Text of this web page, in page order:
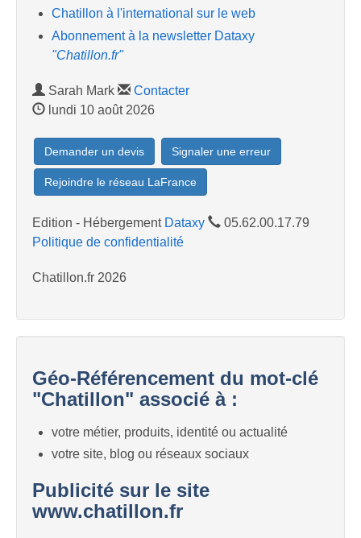
Chatillon à l'international sur le web
Abonnement à la newsletter Dataxy
"Chatillon.fr"
Sarah Mark
Contacter
lundi 10 août 2026
Demander un devis Signaler une erreur
Rejoindre le réseau LaFrance
Edition - Hébergement Dataxy
05.62.00.17.79
Politique de confidentialité
Chatillon.fr 2026
Géo-Référencement du mot-clé
"Chatillon" associé à :
votre métier, produits, identité ou actualité
votre site, blog ou réseaux sociaux
Publicité sur le site
www.chatillon.fr